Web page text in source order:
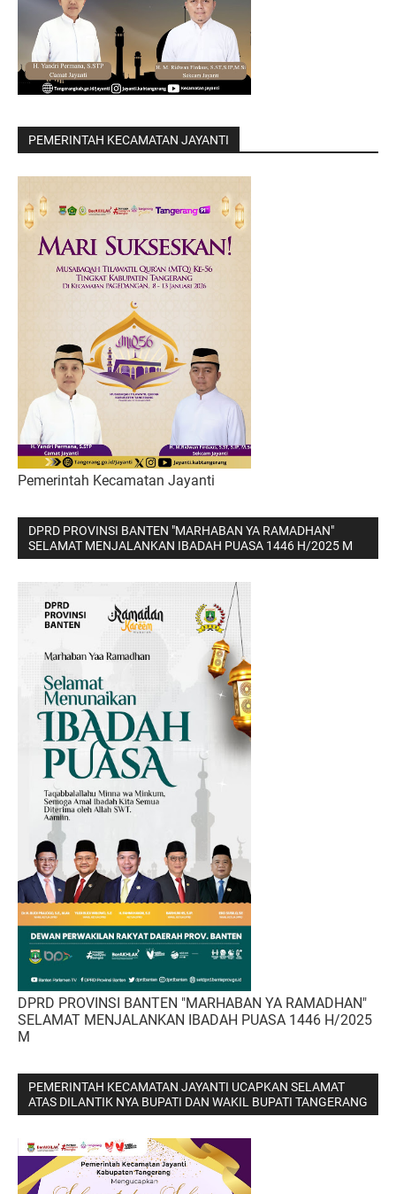
PEMERINTAH KECAMATAN JAYANTI
Pemerintah Kecamatan Jayanti
DPRD PROVINSI BANTEN "MARHABAN YA RAMADHAN"
SELAMAT MENJALANKAN IBADAH PUASA 1446 H/2025 M
DPRD PROVINSI BANTEN "MARHABAN YA RAMADHAN"
SELAMAT MENJALANKAN IBADAH PUASA 1446 H/2025
M
PEMERINTAH KECAMATAN JAYANTI UCAPKAN SELAMAT
ATAS DILANTIK NYA BUPATI DAN WAKIL BUPATI TANGERANG